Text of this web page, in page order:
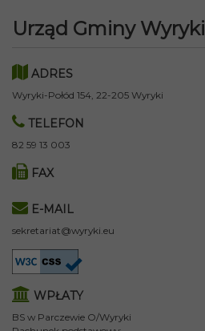
Urząd Gminy Wyryki
ADRES
Wyryki-Połód 154, 22-205 Wyryki
TELEFON
82 59 13 003
FAX
E-MAIL
sekretariat@wyryki.eu
WPŁATY
BS w Parczewie O/Wyryki